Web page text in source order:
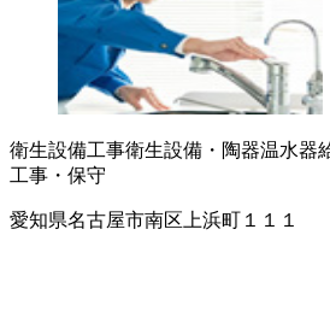
衛生設備工事衛生設備・陶器温水器
工事・保守
愛知県名古屋市南区上浜町１１１